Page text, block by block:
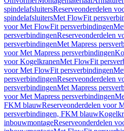
spindelafsluitersReserveonderdelen
spindelafsluitersMet FlowFit
voor Met FlowFit persverbindingen
persverbindingenReserveonderdelen
persverbindingenMet Mapress
voor Met Mapress persverbindingen
voor KogelkranenMet FlowFit
voor Met FlowFit persverbindingen
persverbindingenReserveonderdelen
persverbindingenMet Mapress
voor Met Mapress persverbindingen
FKM blauwReserveonderdelen voor
persverbindingen, FKM blauw
inbouwmontageReserveonderdelen